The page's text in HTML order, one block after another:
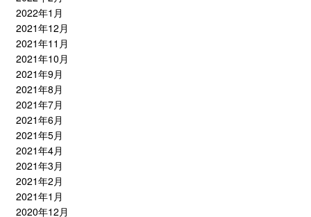
2022年1月
2021年12月
2021年11月
2021年10月
2021年9月
2021年8月
2021年7月
2021年6月
2021年5月
2021年4月
2021年3月
2021年2月
2021年1月
2020年12月